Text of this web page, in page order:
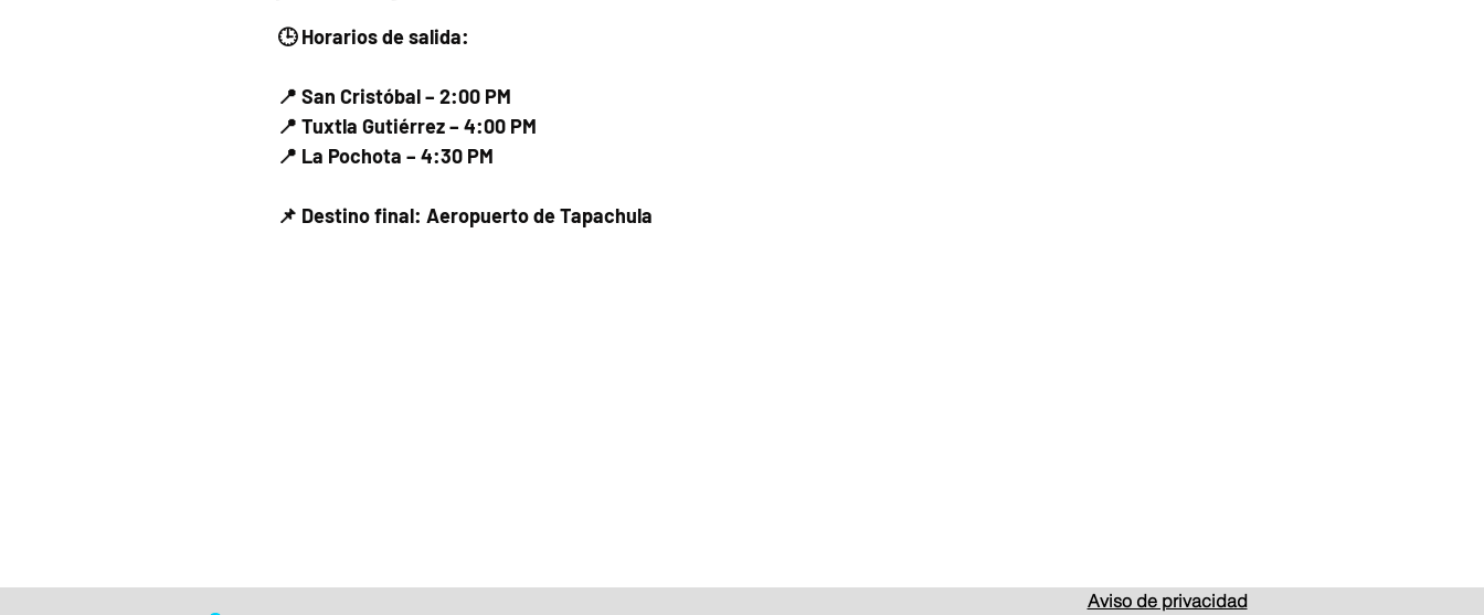
🕒 Horarios de salida:
📍 San Cristóbal – 2:00 PM
📍 Tuxtla Gutiérrez – 4:00 PM
📍 La Pochota – 4:30 PM
📌 Destino final: Aeropuerto de Tapachula
Aviso de privacidad